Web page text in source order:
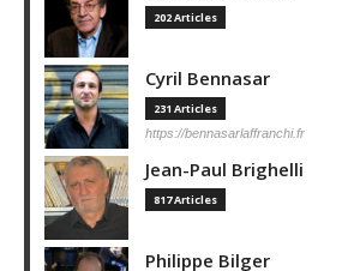
202 Articles
Cyril Bennasar
231 Articles
https://bennasarlaffranchi.fr
Jean-Paul Brighelli
817 Articles
Philippe Bilger